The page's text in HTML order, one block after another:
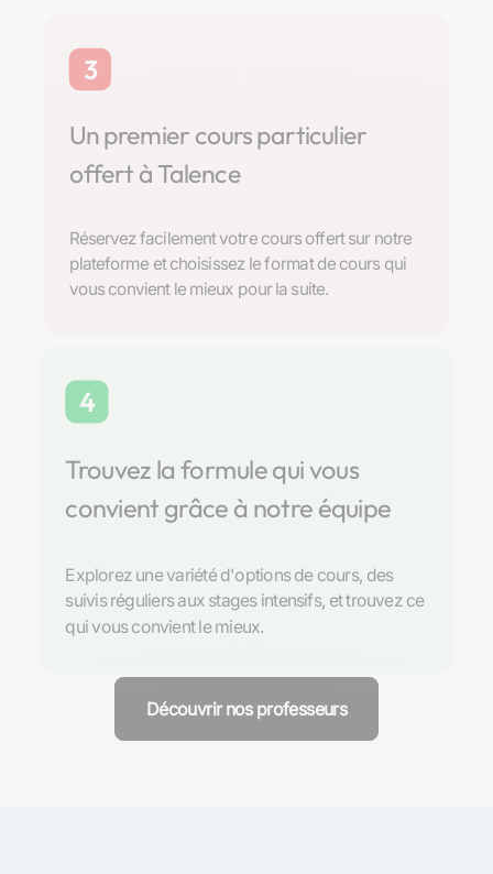
3
Un premier cours particulier
offert à Talence
Réservez facilement votre cours offert sur notre
plateforme et choisissez le format de cours qui
vous convient le mieux pour la suite.
4
Trouvez la formule qui vous
convient grâce à notre équipe
Explorez une variété d'options de cours, des
suivis réguliers aux stages intensifs, et trouvez ce
qui vous convient le mieux.
Découvrir nos professeurs